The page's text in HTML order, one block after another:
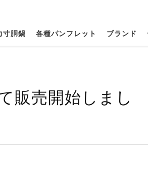
寸胴鍋 各種パンフレット ブランド
販売開始しまし